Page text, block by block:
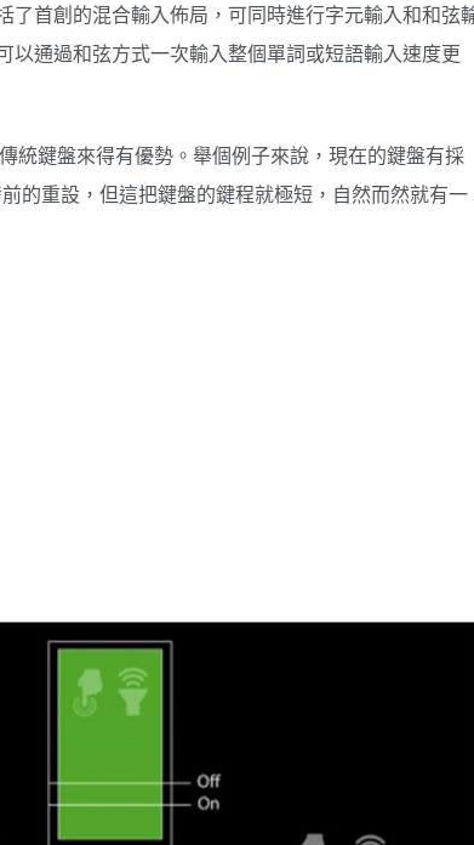
首創的混合輸入佈局，可同時進行字元輸入和和弦
通過和弦方式一次輸入整個單詞或短語輸入速度更
統鍵盤來得有優勢。舉個例子來說，現在的鍵盤有採
的重設，但這把鍵盤的鍵程就極短，自然而然就有一